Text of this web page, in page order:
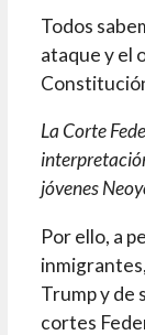
Todos
ataque y el
La Corte
jóvenes
Por ello, a
Trump y de
cortes